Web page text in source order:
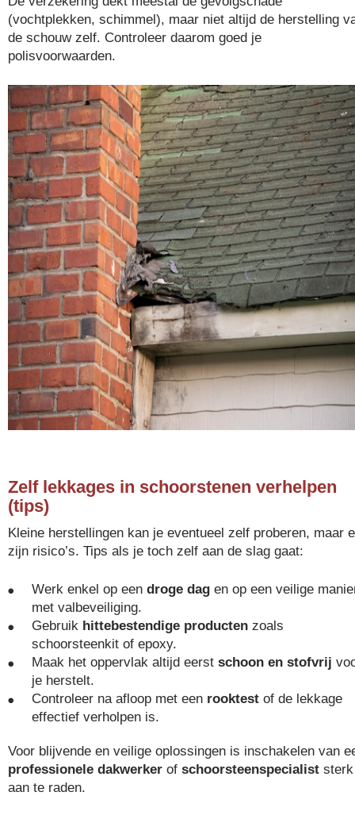
(vochtplekken, schimmel), maar niet altijd de herstelling
de schouw zelf. Controleer daarom goed je
polisvoorwaarden.
Zelf lekkages in schoorstenen verhelpen
(tips)
Kleine herstellingen kan je eventueel zelf proberen, maar
zijn risico’s. Tips als je toch zelf aan de slag gaat:
Werk enkel op een droge dag en op een veilige
met valbeveiliging.
Gebruik hittebestendige producten zoals
schoorsteenkit of epoxy.
Maak het oppervlak altijd eerst schoon en stofvrij
je herstelt.
Controleer na afloop met een rooktest of de lekkage
effectief verholpen is.
Voor blijvende en veilige oplossingen is inschakelen van
professionele dakwerker of schoorsteenspecialist sterk
aan te raden.